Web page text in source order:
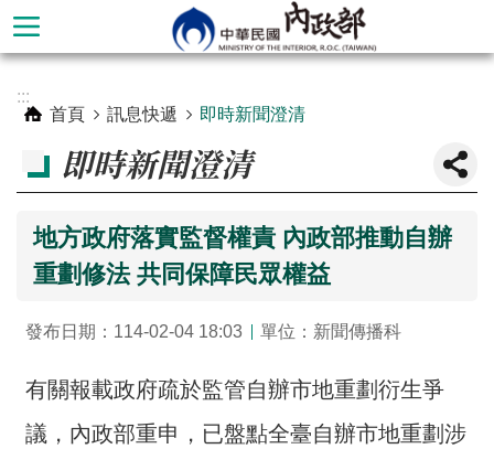
跳到主要內容區塊
階
本
:::
首頁
訊息快遞 即時新聞澄清
即時新聞澄清
地方政府落實監督權責 內政部推動自辦
重劃修法 共同保障民眾權益
發布日期：114-02-04 18:03 單位：新聞傳播科
有關報載政府疏於監管自辦市地重劃衍生爭
議，內政部重申，已盤點全臺自辦市地重劃涉